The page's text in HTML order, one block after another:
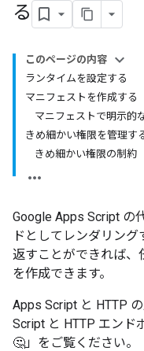
る
このページの内容
ランタイムを設定する
マニフェストを作成する
マニフェストで明示的
きめ細かい権限を管理す
きめ細かい権限の制約
Google Apps Script の
ドとしてレンダリン
返すことができれば、
を作成できます。
Apps Script と HTTP
Script と HTTP エンド
🤔」をご覧ください。